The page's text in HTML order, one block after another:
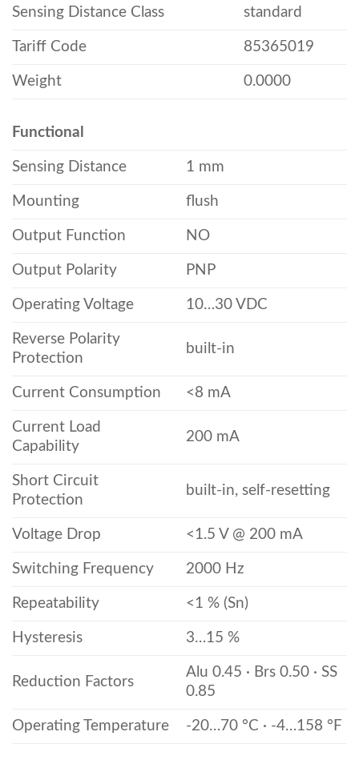
Sensing Distance Class standard
Tariff Code 85365019
Weight 0.0000
Functional
Sensing Distance 1 mm
Mounting flush
Output Function NO
Output Polarity PNP
Operating Voltage 10…30 VDC
Reverse Polarity
Protection
built-in
Current Consumption <8 mA
Current Load
Capability
200 mA
Short Circuit
Protection
built-in, self-resetting
Voltage Drop <1.5 V @ 200 mA
Switching Frequency 2000 Hz
Repeatability <1 % (Sn)
Hysteresis 3…15 %
Reduction Factors
Alu 0.45 · Brs 0.50 · SS
0.85
Operating Temperature -20…70 °C · -4…158 °F